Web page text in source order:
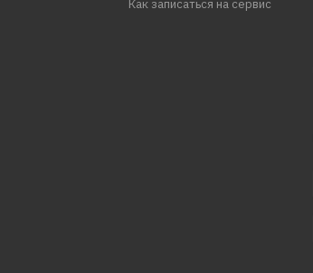
Как записаться на сервис